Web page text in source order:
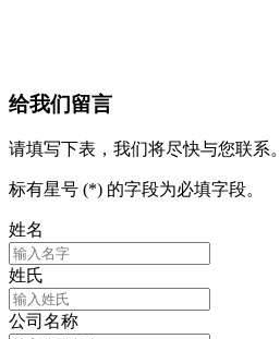
给我们留言
请填写下表，我们将尽快与您联系。
标有星号 (*) 的字段为必填字段。
姓名
姓氏
公司名称